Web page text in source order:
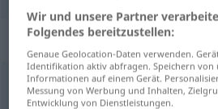
Synonyme für
Betrieb,Werk
Wir und unsere Partner
Folgendes bereitzustellen:
Genaue Geolocation-Daten verwenden.
Identifikation aktiv abfragen. Speichern
Informationen auf einem Gerät.
Messung von Werbung und Inhalten,
Entwicklung von Dienstleistungen.